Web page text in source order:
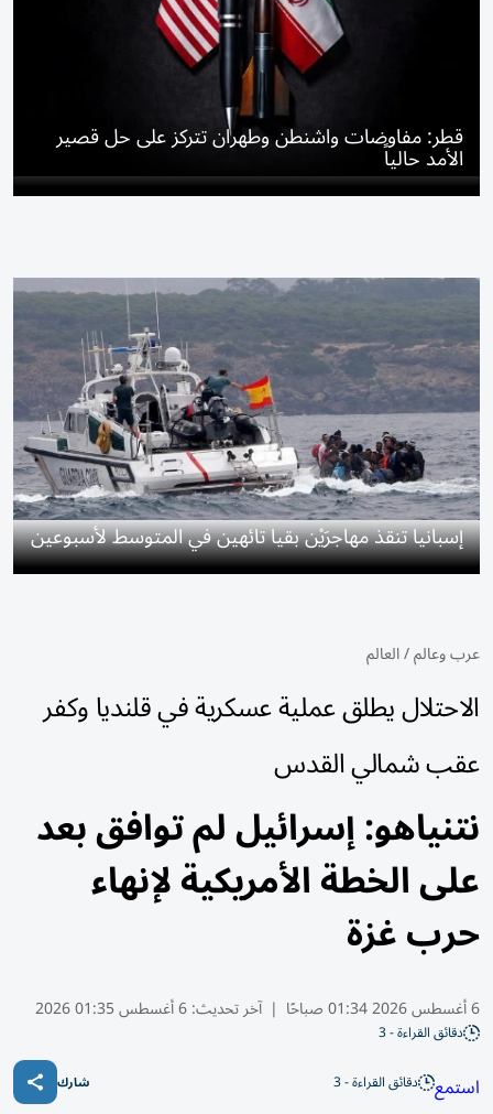
قطر: مفاوضات واشنطن وطهران تتركز على حل قصير
الأمد حالياً
إسبانيا تنقذ مهاجرَيْن بقيا تائهين في المتوسط لأسبوعين
عرب وعالم/العالم
الاحتلال يطلق عملية عسكرية في قلنديا وكفر
عقب شمالي القدس
نتنياهو: إسرائيل لم توافق بعد
على الخطة الأمريكية لإنهاء
حرب غزة
6 أغسطس 2026 01:34 صباحًا | آخر تحديث:6 أغسطس 01:35 2026
دقائق القراءة - 3
استمع دقائق القراءة - 3 شارك